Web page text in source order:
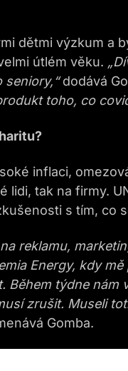
dětmi výzkum a
útlém věku.
seniory,“dodává
toho, co
inflaci,
tak na firmy.
s tím, co
reklamu,
Energy, kdy
týdne nám
zrušit. Museli
Gomba.